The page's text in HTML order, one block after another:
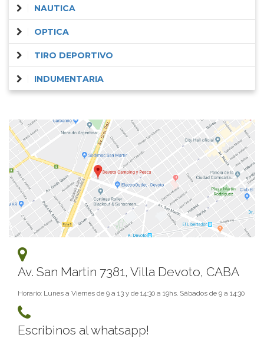
NAUTICA
OPTICA
TIRO DEPORTIVO
INDUMENTARIA
Av. San Martin 7381, Villa Devoto, CABA
Horario: Lunes a Viernes de 9 a 13 y de 14:30 a 19hs. Sábados de 9 a 14:30
Escribinos al whatsapp!